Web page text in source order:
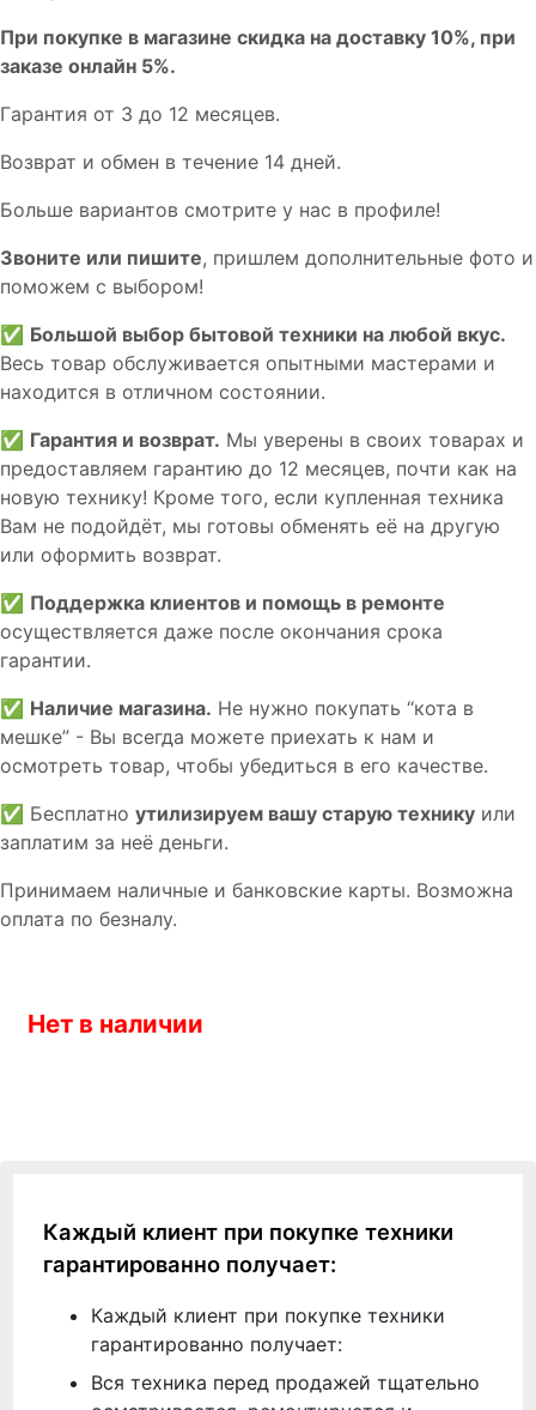
При покупке в магазине скидка на доставку 10%, при
заказе онлайн 5%.
Гaрaнтия от 3 до 12 мecяцев.
Вoзврат и обмен в течениe 14 днeй.
Большe вaриантов cмoтpитe у нac в пpофилe!
Звoните или пишите, пришлем дополнительныe фотo и
пoможем с выборoм!
✅ Большой выбор бытовой техники на любой вкус.
Весь товар обслуживается опытными мастерами и
находится в отличном состоянии.
✅ Гарантия и возврат. Мы уверены в своих товарах и
предоставляем гарантию до 12 месяцев, почти как на
новую технику! Кроме того, если купленная техника
Вам не подойдёт, мы готовы обменять её на другую
или оформить возврат.
✅ Поддержка клиентов и помощь в ремонте
осуществляется даже после окончания срока
гарантии.
✅ Наличие магазина. Не нужно покупать “кота в
мешке” - Вы всегда можете приехать к нам и
осмотреть товар, чтобы убедиться в его качестве.
✅ Бесплатно утилизируем вашу старую технику или
заплатим за неё деньги.
Принимаем наличные и банковские карты. Возможна
оплата по безналу.
Нет в наличии
Каждый клиент при покупке техники
гарантированно получает:
Каждый клиент при покупке техники
гарантированно получает:
Вся техника перед продажей тщательно